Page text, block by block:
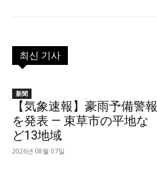
최신 기사
新聞
【気象速報】豪雨予備警報
を発表 — 束草市の平地な
ど13地域
2026년 08월 07일